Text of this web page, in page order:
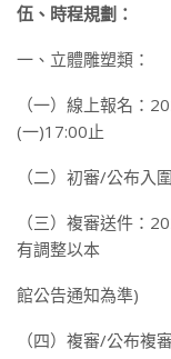
伍、時程規劃：
一、立體雕塑類：
（一）線上報名：
(一)17:00止
（二）初審/公布入
（三）複審送件：
有調整以本
館公告通知為準)
（四）複審/公布複